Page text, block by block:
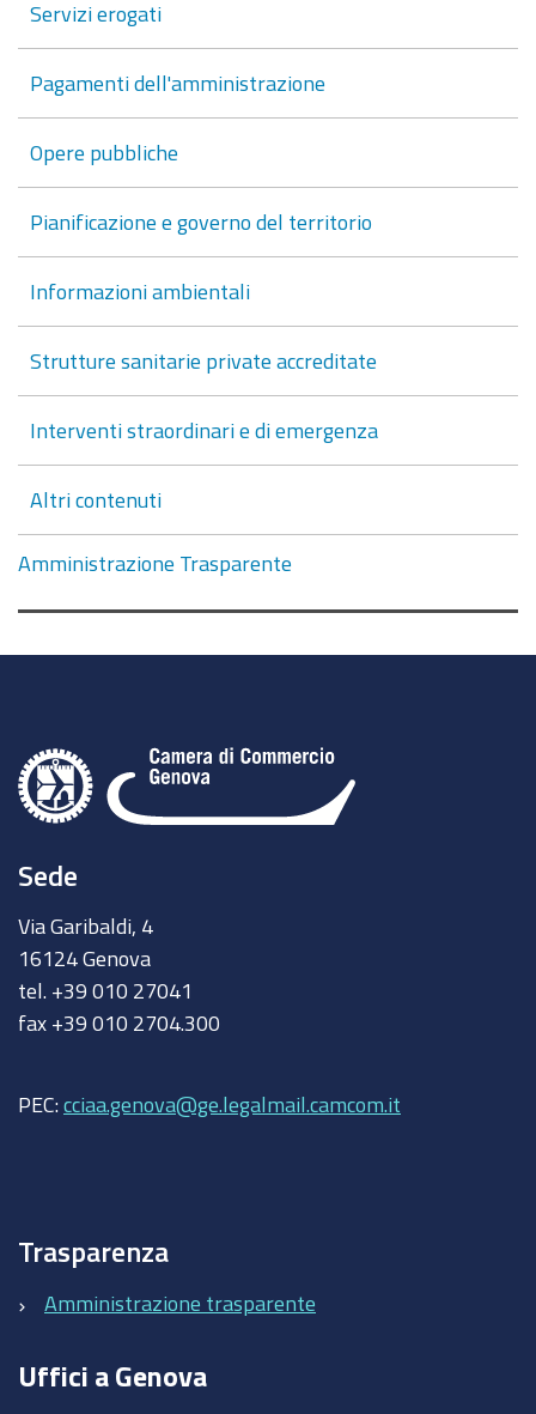
Servizi erogati
Pagamenti dell'amministrazione
Opere pubbliche
Pianificazione e governo del territorio
Informazioni ambientali
Strutture sanitarie private accreditate
Interventi straordinari e di emergenza
Altri contenuti
Amministrazione Trasparente
Sede
Via Garibaldi, 4
16124 Genova
tel. +39 010 27041
fax +39 010 2704.300
PEC: cciaa.genova@ge.legalmail.camcom.it
Trasparenza
Amministrazione trasparente
Uffici a Genova